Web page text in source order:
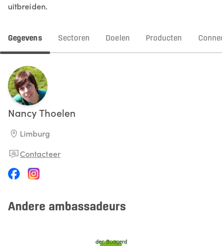
uitbreiden.
Gegevens Sectoren Doelen Producten
NancyThoelen
Limburg
Contacteer
Andere ambassadeurs